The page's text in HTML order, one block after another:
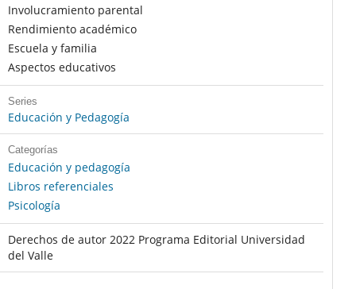
Involucramiento parental
Rendimiento académico
Escuela y familia
Aspectos educativos
Series
Educación y Pedagogía
Categorías
Educación y pedagogía
Libros referenciales
Psicología
Derechos de autor 2022 Programa Editorial Universidad
del Valle